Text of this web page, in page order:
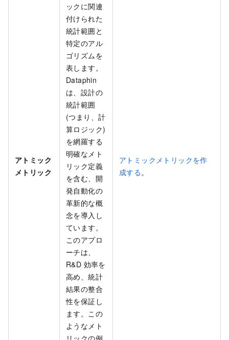
アトミック
メトリック
ックに関連
付けられた
統計範囲と
特定のアル
ゴリズムを
表します。
Dataphin
は、設計の
統計範囲
(つまり、計
算ロジック)
を網羅する
明確なメト
リック定義
を含む、開
発自動化の
革新的な概
念を導入し
ています。
このアプロ
ーチは、
R&D 効率を
高め、統計
結果の整合
性を保証し
ます。この
ようなメト
アトミックメトリックを作
成する。